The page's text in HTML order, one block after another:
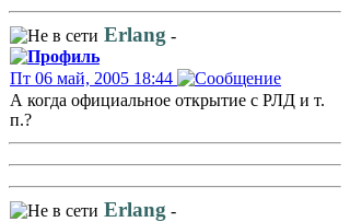
Erlang -
Пт 06 май, 2005 18:44
А когда официальное открытие с РЛД и т.
п.?
Erlang -